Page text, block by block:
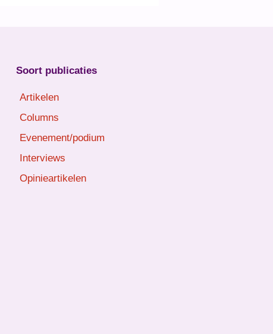
Soort publicaties
Artikelen
Columns
Evenement/podium
Interviews
Opinieartikelen